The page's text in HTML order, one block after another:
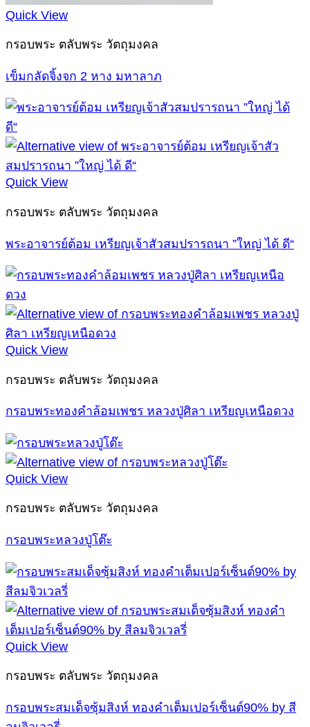
Quick View
กรอบพระ ตลับพระ วัตถุมงคล
เข็มกลัดจิ้งจก 2 หาง มหาลาภ
Quick View
กรอบพระ ตลับพระ วัตถุมงคล
พระอาจารย์ต้อม เหรียญเจ้าสัวสมปรารถนา ”ใหญ่ ได้ ดี“
Quick View
กรอบพระ ตลับพระ วัตถุมงคล
กรอบพระทองคำล้อมเพชร หลวงปู่ศิลา เหรียญเหนือดวง
Quick View
กรอบพระ ตลับพระ วัตถุมงคล
กรอบพระหลวงปู่โต๊ะ
Quick View
กรอบพระ ตลับพระ วัตถุมงคล
กรอบพระสมเด็จซุ้มสิงห์ ทองคำเต็มเปอร์เซ็นต์90% by สี